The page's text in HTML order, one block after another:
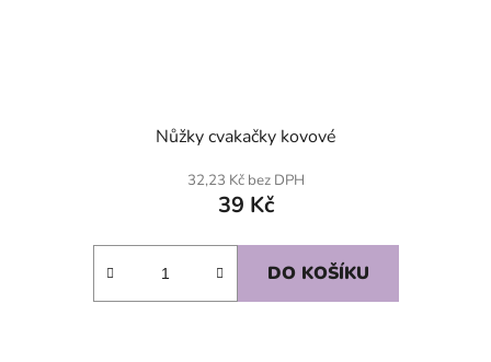
Nůžky cvakačky kovové
32,23 Kč bez DPH
39 Kč
DO KOŠÍKU